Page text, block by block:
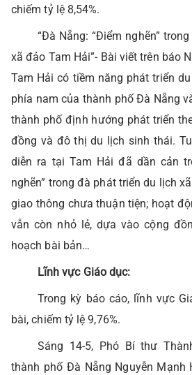
chiếm tỷ lệ 8,54%.
“Đà Nẵng: “Điểm nghẽn”
xã đảo Tam Hải”- Bài viết trên báo
Tam Hải có tiềm năng phát triển
phía nam của thành phố Đà Nẵng
thành phố định hướng phát triển
đồng và đô thị du lịch sinh thái.
diễn ra tại Tam Hải đã dần cản
nghẽn” trong đà phát triển du lịch
giao thông chưa thuận tiện; hoạt
vẫn còn nhỏ lẻ, dựa vào cộng
hoạch bài bản…
Lĩnh vực Giáo dục:
Trong kỳ báo cáo, lĩnh vực
bài, chiếm tỷ lệ 9,76%.
Sáng 14-5, Phó Bí thư
thành phố Đà Nẵng Nguyễn Mạnh